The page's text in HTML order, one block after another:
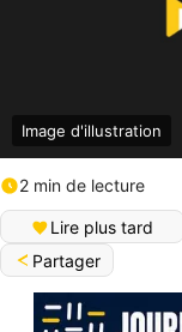
Image d'illustration
2 min de lecture
Lire plus tard
Partager